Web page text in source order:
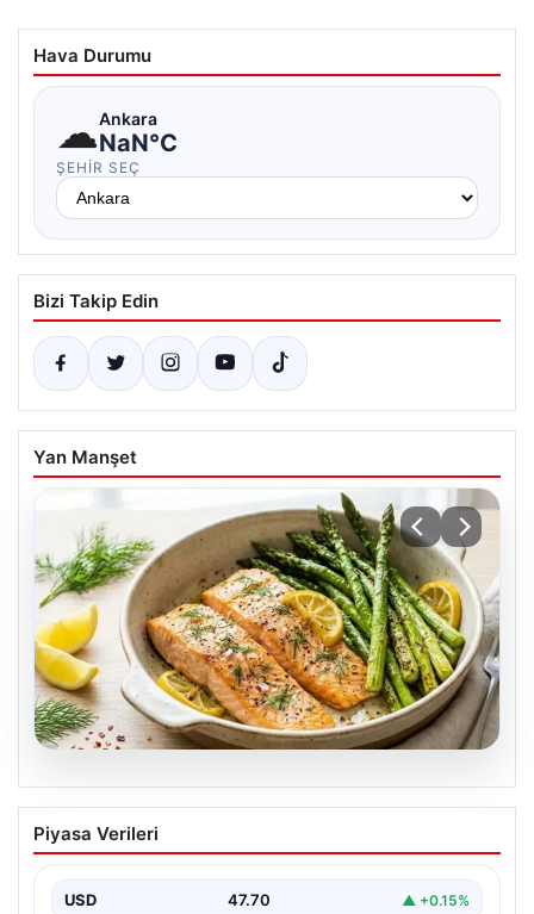
Hava Durumu
☁Ankara
NaN°C
ŞEHIR SEÇ
Bizi Takip Edin
Yan Manşet
07.08.2026
Hafif, doyurucu ve omega-3 deposu:
Fırında limonlu kuşkonmazlı somon
Piyasa Verileri
USD 47.70 ▲ +0.15%